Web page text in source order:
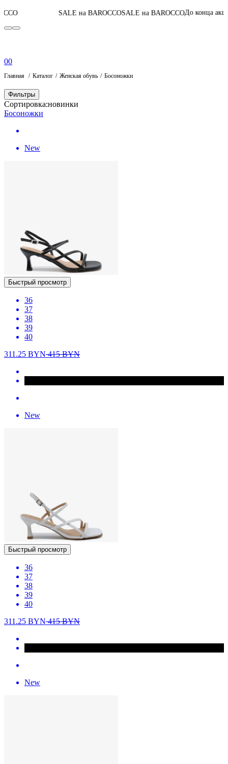
SALE на BAROCCOSALE на BAROCCOДо конца акции06:13:48:
00
Главная Каталог Женская обувь Босоножки
Фильтры
Сортировка:новинки
Босоножки
New
Быстрый просмотр
36
37
38
39
40
311.25 BYN415BYN
New
Быстрый просмотр
36
37
38
39
40
311.25 BYN415BYN
New